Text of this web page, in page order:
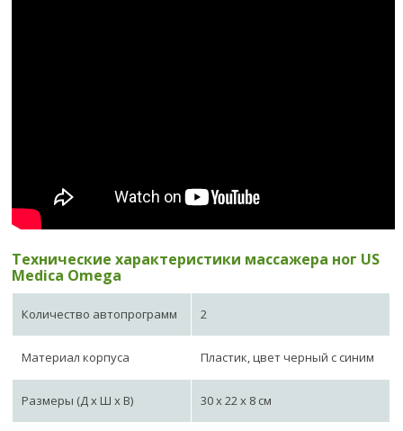
Технические характеристики массажера ног US
Medica Omega
Количество автопрограмм 2
Материал корпуса Пластик, цвет черный с синим
Размеры (Д х Ш х В) 30 x 22 x 8 см